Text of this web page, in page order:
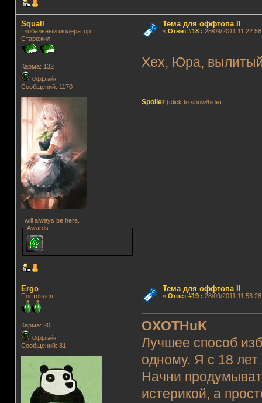
Squall
Глобальный модератор
Старожил
Карма: 132
Оффлайн
Сообщений: 1170
I will always be here.
Awards
Тема для оффтопа II
« Ответ #18: 28/09/2011
Хех, Юра,
Spoiler (click to show/hide)
Ergo
Постоялец
Карма: 20
Оффлайн
Сообщений: 81
Тема для оффтопа II
« Ответ #19: 28/09/2011
OXOTHuK
Лучшее способ
одному. Я с 18
Начни
истерикой, а